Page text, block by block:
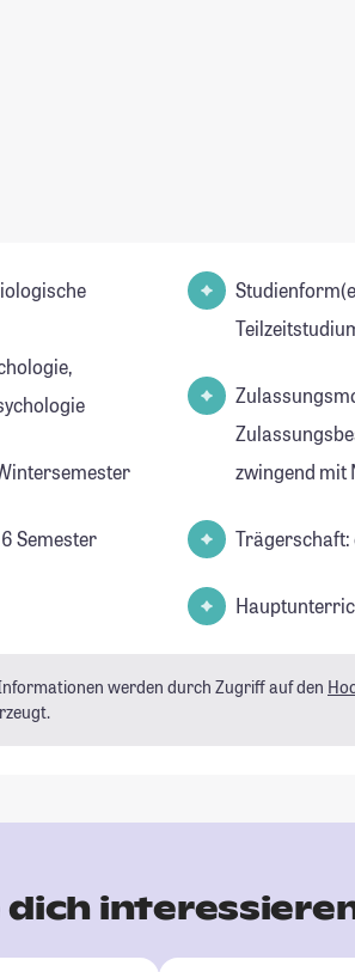
Semester
zwingend mit
werden durch Zugriff auf den
dich